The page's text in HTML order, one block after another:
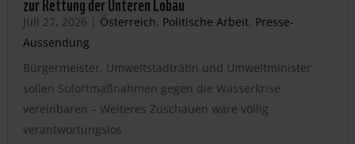
Juli 27, 2026 | Österreich, Politische Arbeit, Presse-
Aussendung
Bürgermeister, Umweltstadträtin und Umweltminister
sollen Sofortmaßnahmen gegen die Wasserkrise
vereinbaren – Weiteres Zuschauen wäre völlig
verantwortungslos